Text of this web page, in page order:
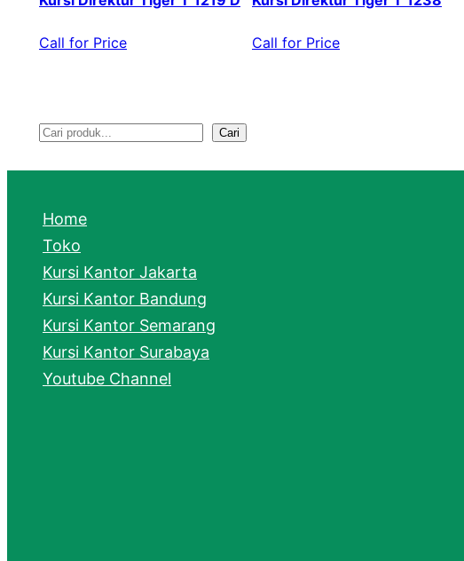
Call for Price Call for Price
S
e
a
r
c
h
Cari
Home
Toko
Kursi Kantor Jakarta
Kursi Kantor Bandung
Kursi Kantor Semarang
Kursi Kantor Surabaya
Youtube Channel